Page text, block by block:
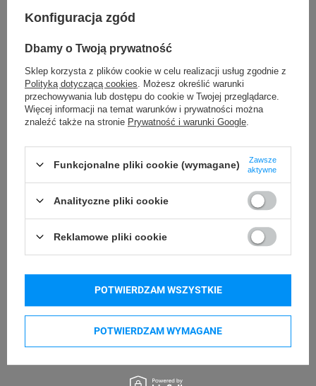
Długość etykiety
Możliwość
odklejenia
Rodzaj plomby VOID
Usuwanie/odklejanie
Zostawia ślad
Podmiot
odpowiedzialny
Bielska 210
43-400 Cieszyn (Polska)
telefon: 730811399
Osoby
Specmark
Bielska 210
43-400 Cieszyn (Polska)
Konfiguracja zgód
Dbamy o Twoją prywatność
Sklep korzysta z plików cookie w celu realizacji usług zgodnie z
Polityką dotyczącą cookies . Możesz określić warunki
przechowywania lub dostępu do cookie w Twojej przeglądarce.
Więcej informacji na temat warunków i prywatności można
znaleźć także na stronie Prywatność i warunki Google
Funkcjonalne pliki cookie (wymagane)
Zawsze
aktywne
Analityczne pliki cookie
Reklamowe pliki cookie
POTWIERDZAM WYMAGANE
POTWIERDZAM WSZYSTKIE